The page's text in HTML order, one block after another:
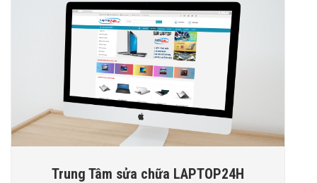
Trung Tâm sửa chữa LAPTOP24H